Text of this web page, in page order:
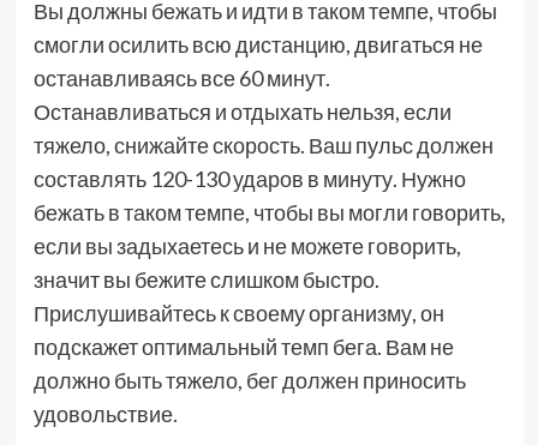
Вы должны бежать и идти в таком темпе, чтобы
смогли осилить всю дистанцию, двигаться не
останавливаясь все 60 минут.
Останавливаться и отдыхать нельзя, если
тяжело, снижайте скорость. Ваш пульс должен
составлять 120-130 ударов в минуту. Нужно
бежать в таком темпе, чтобы вы могли говорить,
если вы задыхаетесь и не можете говорить,
значит вы бежите слишком быстро.
Прислушивайтесь к своему организму, он
подскажет оптимальный темп бега. Вам не
должно быть тяжело, бег должен приносить
удовольствие.